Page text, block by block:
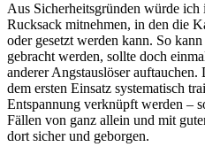
Aus Sicherheitsgründen würde
Rucksack mitnehmen, in den die
oder gesetzt werden kann. So
gebracht werden, sollte doch
anderer Angstauslöser
dem ersten Einsatz systematisch
Entspannung verknüpft werden –
Fällen von ganz allein und mit
dort sicher und geborgen.